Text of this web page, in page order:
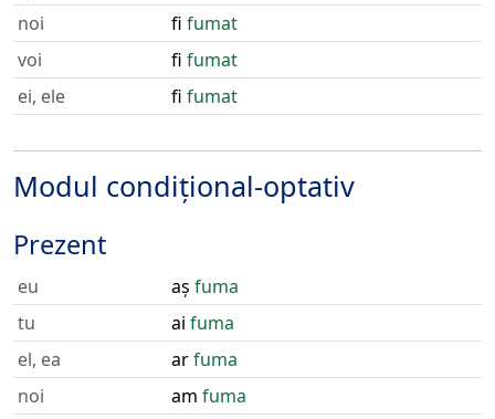
noi
fi fumat
voi
fi fumat
ei, ele
fi fumat
Modul condițional-optativ
Prezent
eu aș fuma
tu
ai fuma
el, ea
arfuma
noi
am fuma